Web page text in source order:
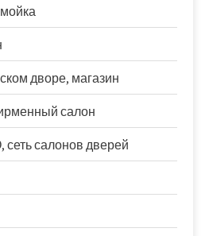
дворе, магазин
салон
салонов дверей